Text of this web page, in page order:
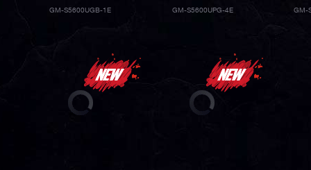
GM-S5600UGB-1E GM-S5600UPG-4E GM-